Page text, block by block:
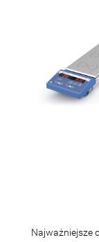
Najważniejsze